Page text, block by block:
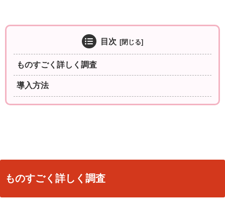
目次
ものすごく詳しく調査
導入方法
ものすごく詳しく調査